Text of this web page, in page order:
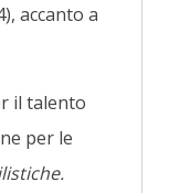
accanto a
il talento
per le